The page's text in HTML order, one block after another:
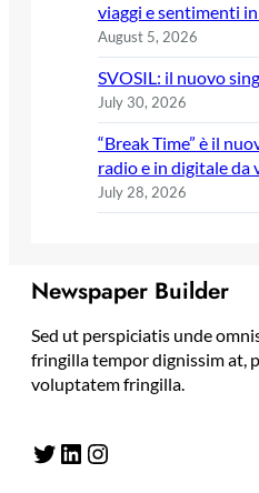
viaggi e sentimenti in
August 5, 2026
SVOSIL: il nuovo
July 30, 2026
“Break Time” è il
radio e in digitale da
July 28, 2026
Newspaper Builder
Sed ut perspiciatis unde
fringilla tempor dignissim at,
voluptatem fringilla.
Twitter LinkedIn Instagram